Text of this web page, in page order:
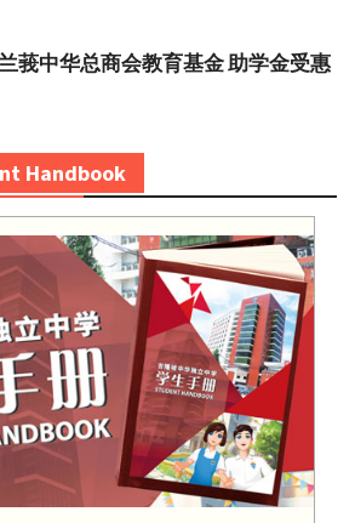
莪中华总商会教育基金 助学金受惠
Handbook